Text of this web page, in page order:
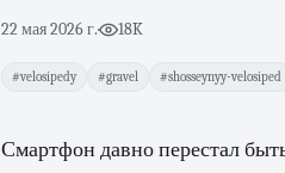
22 мая 2026 г.· 18K
#velosipedy #gravel #shosseynyy-velosiped
Смартфон давно перестал